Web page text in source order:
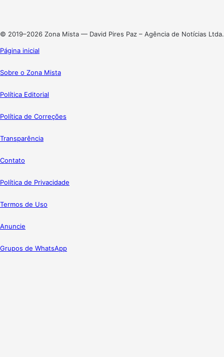
© 2019–2026 Zona Mista — David Pires Paz – Agência de Notícias Ltda.
Página inicial
Sobre o Zona Mista
Política Editorial
Política de Correções
Transparência
Contato
Política de Privacidade
Termos de Uso
Anuncie
Grupos de WhatsApp